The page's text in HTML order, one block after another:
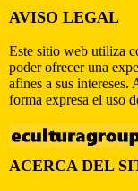
AVISO LEGAL
Este sitio web utiliza
poder ofrecer una
afines a sus intereses.
forma expresa el uso
ACERCA DEL